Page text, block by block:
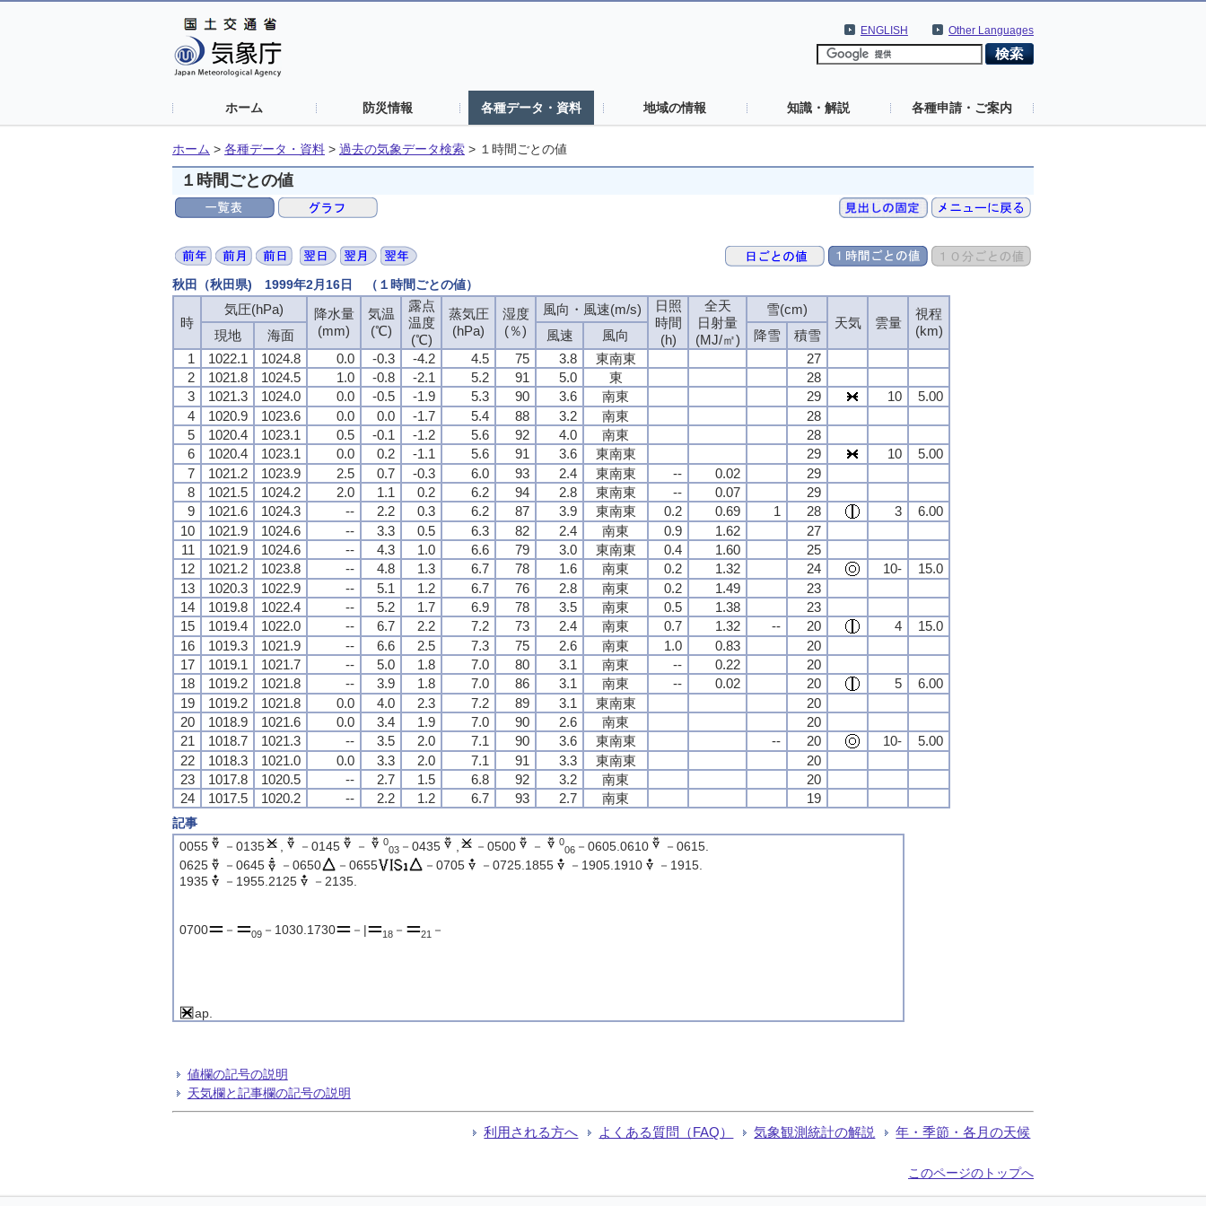
Other Languages
ENGLISH
ホーム 防災情報 各種データ・資料 地域の情報 知識・解説 各種申請・ご案内
ホーム > 各種データ・資料 > 過去の気象データ検索 > １時間ごとの値
１時間ごとの値
秋田（秋田県) 1999年2月16日 （１時間ごとの値）
時
気圧(hPa)
降水量
(mm)
気温
(℃)
露点
温度
(℃)
蒸気圧
(hPa)
湿度
(％)
風向・風速(m/s)
日照
時間
(h)
全天
日射量
(MJ/㎡)
雪(cm)
天気
雲量
視程
(km)
現地 海面 風速 風向 降雪
積雪
1
1022.1 1024.8 0.0 -0.3 -4.2 4.5 75 3.8 東南東
27
2
1021.8 1024.5 1.0 -0.8 -2.1 5.2 91 5.0 東
28
3
1021.3 1024.0 0.0 -0.5 -1.9 5.3 90 3.6 南東 29 10
5.00
4
1020.9 1023.6 0.0 0.0 -1.7 5.4 88 3.2 南東
28
5
1020.4 1023.1 0.5 -0.1 -1.2 5.6 92 4.0 南東
28
6
1020.4 1023.1 0.0 0.2 -1.1 5.6 91 3.6 東南東 29 10
5.00
7
1021.2 1023.9 2.5 0.7 -0.3 6.0 93 2.4 東南東 -- 0.02
29
8
1021.5 1024.2 2.0 1.1 0.2 6.2 94 2.8 東南東 -- 0.07
29
9
1021.6 1024.3 -- 2.2 0.3 6.2 87 3.9 東南東 0.2 0.69 1 28 3
6.00
10
1021.9 1024.6 -- 3.3 0.5 6.3 82 2.4 南東 0.9 1.62
27
11
1021.9 1024.6 -- 4.3 1.0 6.6 79 3.0 東南東 0.4 1.60
25
12
1021.2 1023.8 -- 4.8 1.3 6.7 78 1.6 南東 0.2 1.32 24 10-
15.0
13
1020.3 1022.9 -- 5.1 1.2 6.7 76 2.8 南東 0.2 1.49
23
14
1019.8 1022.4 -- 5.2 1.7 6.9 78 3.5 南東 0.5 1.38
23
15
1019.4 1022.0 -- 6.7 2.2 7.2 73 2.4 南東 0.7 1.32 -- 20 4
15.0
16
1019.3 1021.9 -- 6.6 2.5 7.3 75 2.6 南東 1.0 0.83
20
17
1019.1 1021.7 -- 5.0 1.8 7.0 80 3.1 南東 -- 0.22
20
18
1019.2 1021.8 -- 3.9 1.8 7.0 86 3.1 南東 -- 0.02 20 5
6.00
19
1019.2 1021.8 0.0 4.0 2.3 7.2 89 3.1 東南東
20
20
1018.9 1021.6 0.0 3.4 1.9 7.0 90 2.6 南東
20
21
1018.7 1021.3 -- 3.5 2.0 7.1 90 3.6 東南東 -- 20 10-
5.00
22
1018.3 1021.0 0.0 3.3 2.0 7.1 91 3.3 東南東
20
23
1017.8 1020.5 -- 2.7 1.5 6.8 92 3.2 南東
20
24
1017.5 1020.2 -- 2.2 1.2 6.7 93 2.7 南東 19
記事
0055
－0135 －0145 － 0
03－0435 －0500 － 0
06－0605.0610
－0615.
0625
－0645 －0650 －0655 －0705 －0725.1855 －1905.1910
－1915.
1935
－1955.2125 －2135.
0700 － 09－1030.1730 －| 18－ 21 －
ap.
値欄の記号の説明
天気欄と記事欄の記号の説明
利用される方へ よくある質問（FAQ） 気象観測統計の解説 年・季節・各月の天候
このページのトップへ